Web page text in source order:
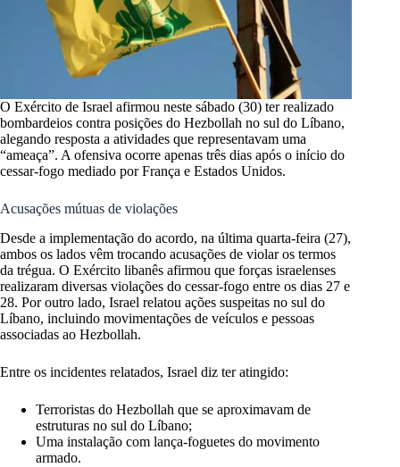
O Exército de Israel afirmou neste sábado (30) ter realizado
bombardeios contra posições do Hezbollah no sul do Líbano,
alegando resposta a atividades que representavam uma
“ameaça”. A ofensiva ocorre apenas três dias após o início do
cessar-fogo mediado por França e Estados Unidos.
Acusações mútuas de violações
Desde a implementação do acordo, na última quarta-feira (27),
ambos os lados vêm trocando acusações de violar os termos
da trégua. O Exército libanês afirmou que forças israelenses
realizaram diversas violações do cessar-fogo entre os dias 27 e
28. Por outro lado, Israel relatou ações suspeitas no sul do
Líbano, incluindo movimentações de veículos e pessoas
associadas ao Hezbollah.
Entre os incidentes relatados, Israel diz ter atingido:
Terroristas do Hezbollah que se aproximavam de
estruturas no sul do Líbano;
Uma instalação com lança-foguetes do movimento
armado.